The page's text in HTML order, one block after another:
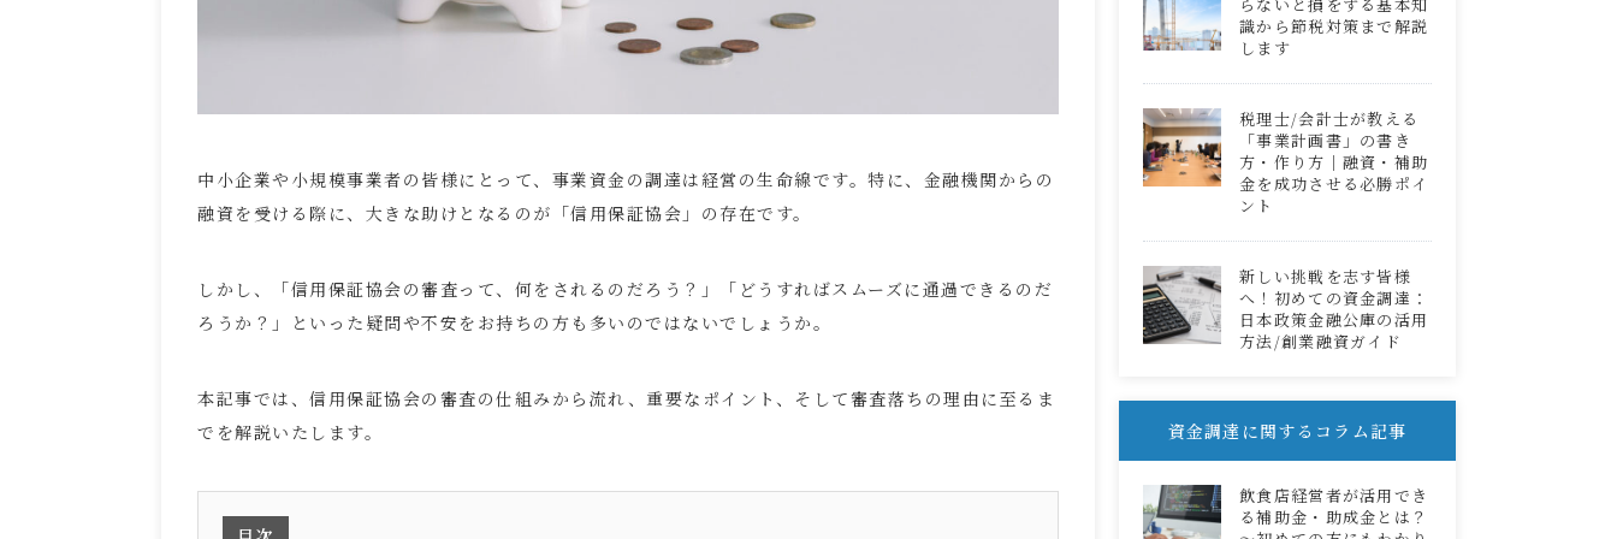
中小企業や小規模事業者の皆様にとって、事業資金の調達は経営の生命線です。特に、金融機関からの
融資を受ける際に、大きな助けとなるのが「信用保証協会」の存在です。
しかし、「信用保証協会の審査って、何をされるのだろう？」「どうすればスムーズに通過できるのだ
ろうか？」といった疑問や不安をお持ちの方も多いのではないでしょうか。
本記事では、信用保証協会の審査の仕組みから流れ、重要なポイント、そして審査落ちの理由に至るま
でを解説いたします。
識から節税対策まで解説
します
税理士/会計士が教える
「事業計画書」の書き
方・作り方｜融資・補助
金を成功させる必勝ポイ
ント
新しい挑戦を志す皆様
へ！初めての資金調達：
日本政策金融公庫の活用
方法/創業融資ガイド
資金調達に関するコラム記事
飲食店経営者が活用でき
る補助金・助成金とは？